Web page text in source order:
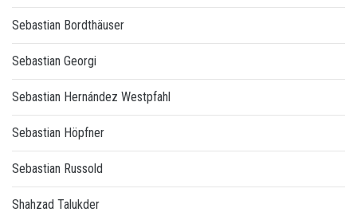
Sebastian Bordthäuser
Sebastian Georgi
Sebastian Hernández Westpfahl
Sebastian Höpfner
Sebastian Russold
Shahzad Talukder